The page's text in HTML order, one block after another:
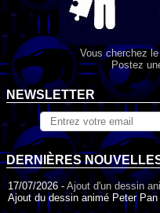
Vous cherchez
Postez
NEWSLETTER
DERNIÈRES
17/07/2026 - Ajout d'un dessin
Ajout du dessin animé Peter Pan